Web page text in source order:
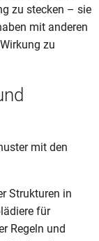
zu stecken – sie
mit anderen
zu
mit den
Strukturen in
für
Regeln und